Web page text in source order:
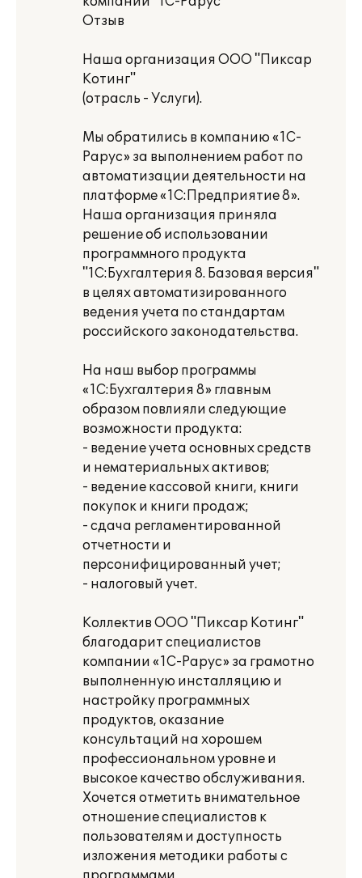
Отзыв
Наша организация ООО "Пиксар
Котинг"
(отрасль - Услуги).
Мы обратились в компанию «1С-
Рарус» за выполнением работ по
автоматизации деятельности на
платформе «1С:Предприятие 8».
Наша организация приняла
решение об использовании
программного продукта
"1С:Бухгалтерия 8. Базовая версия"
в целях автоматизированного
ведения учета по стандартам
российского законодательства.
На наш выбор программы
«1С:Бухгалтерия 8» главным
образом повлияли следующие
возможности продукта:
- ведение учета основных средств
и нематериальных активов;
- ведение кассовой книги, книги
покупок и книги продаж;
- сдача регламентированной
отчетности и
персонифицированный учет;
- налоговый учет.
Коллектив ООО "Пиксар Котинг"
благодарит специалистов
компании «1С-Рарус» за грамотно
выполненную инсталляцию и
настройку программных
продуктов, оказание
консультаций на хорошем
профессиональном уровне и
высокое качество обслуживания.
Хочется отметить внимательное
отношение специалистов к
пользователям и доступность
изложения методики работы с